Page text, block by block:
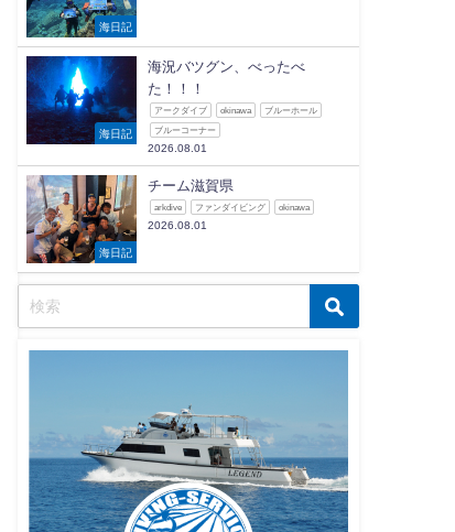
海日記
海日記
海況バツグン、べったべ
た！！！
アークダイブ okinawa ブルーホール
ブルーコーナー
2026.08.01
海日記
チーム滋賀県
arkdive ファンダイビング okinawa
2026.08.01